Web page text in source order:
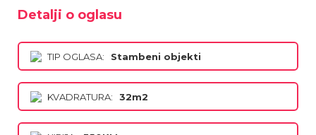
Detalji o oglasu
TIP OGLASA: Stambeni objekti
KVADRATURA: 32m2